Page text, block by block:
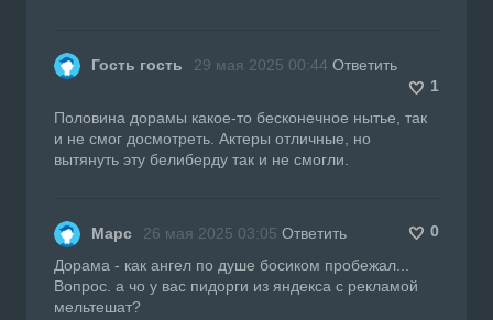
Гость гость 29 мая 2025 00:44 Ответить
1
Половина дорамы какое-то бесконечное нытье, так
и не смог досмотреть. Актеры отличные, но
вытянуть эту белиберду так и не смогли.
Марс 26 мая 2025 03:05 Ответить
0
Дорама - как ангел по душе босиком пробежал...
Вопрос. а чо у вас пидорги из яндекса с рекламой
мельтешат?